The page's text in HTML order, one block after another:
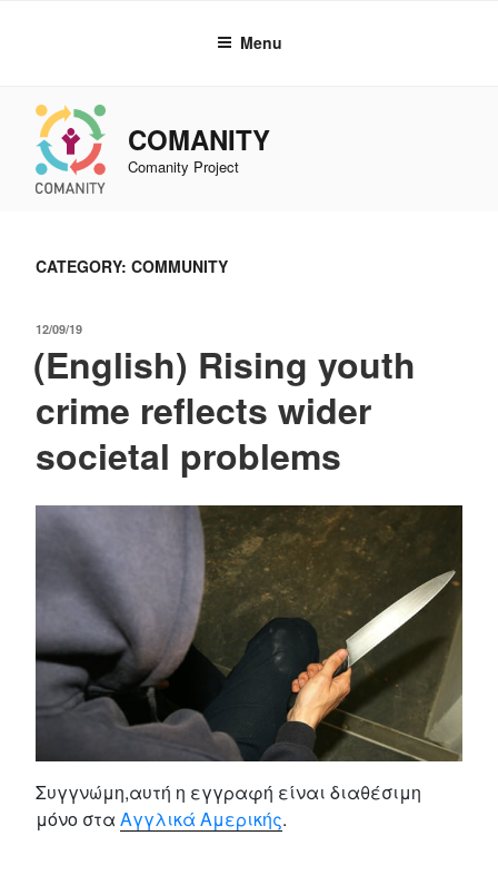
Menu
COMANITY
Comanity Project
CATEGORY: COMMUNITY
POSTED
12/09/19
(English) Rising youth
crime reflects wider
societal problems
Συγγνώμη,αυτή η εγγραφή είναι διαθέσιμη
μόνο στα Αγγλικά Αμερικής.